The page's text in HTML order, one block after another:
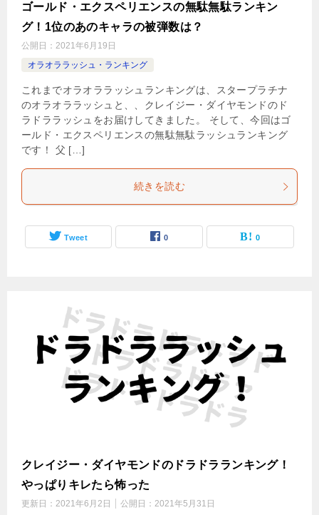
ゴールド・エクスペリエンスの無駄無駄ランキン
グ！1位のあのキャラの被弾数は？
公開日： 2021年6月19日
オラオララッシュ・ランキング
これまでオラオララッシュランキングは、スタープラチナ
のオラオララッシュと、、クレイジー・ダイヤモンドのド
ラドララッシュをお届けしてきました。 そして、今回はゴ
ールド・エクスペリエンスの無駄無駄ラッシュランキング
です！ 父 […]
続きを読む
Tweet 0 0
クレイジー・ダイヤモンドのドラドラランキング！
やっぱりキレたら怖った
更新日： 2021年6月2日 公開日： 2021年5月31日